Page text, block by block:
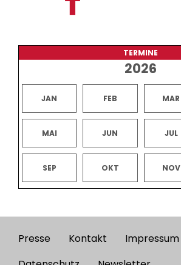
TERMINE
2026
JAN FEB MAR
MAI JUN JUL
SEP OKT NOV
Footer
Presse Kontakt
Impressum